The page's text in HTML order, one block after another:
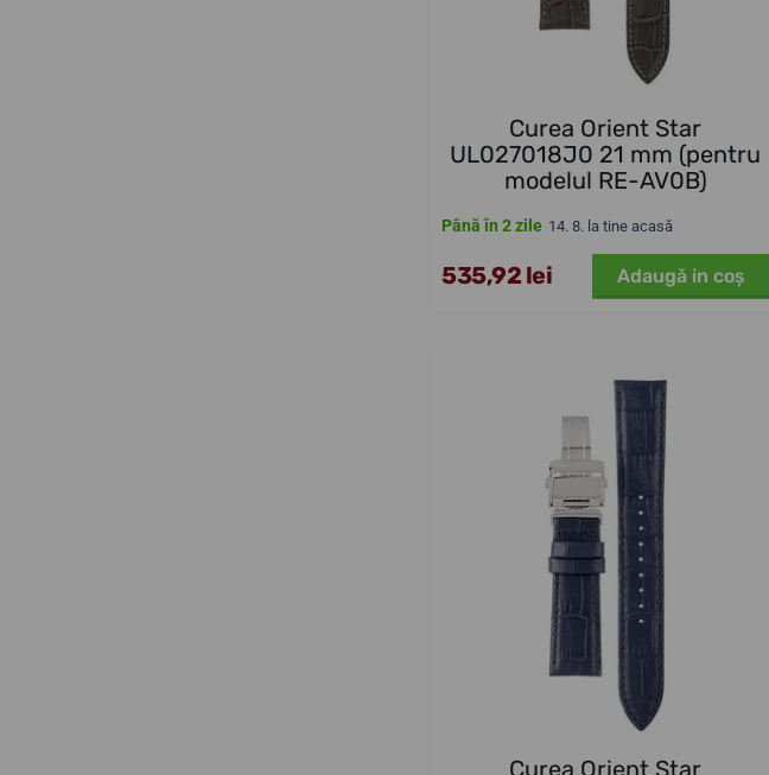
Curea Orient Star
UL027018J0 21 mm (pentru
modelul RE-AV0B)
Până în 2 zile 14. 8. la tine acasă
535,92 lei Adaugă in coş
Curea Orient Star